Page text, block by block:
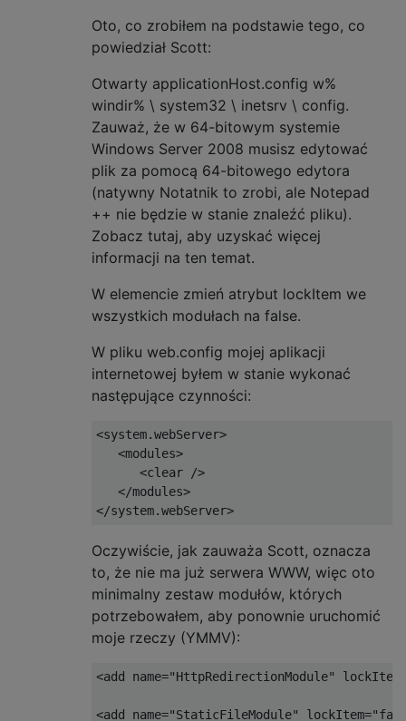
Oto, co zrobiłem na podstawie tego, co
powiedział Scott:
Otwarty applicationHost.config w%
windir% \ system32 \ inetsrv \ config.
Zauważ, że w 64-bitowym systemie
Windows Server 2008 musisz edytować
plik za pomocą 64-bitowego edytora
(natywny Notatnik to zrobi, ale Notepad
++ nie będzie w stanie znaleźć pliku).
Zobacz tutaj, aby uzyskać więcej
informacji na ten temat.
W elemencie zmień atrybut lockItem we
wszystkich modułach na false.
W pliku web.config mojej aplikacji
internetowej byłem w stanie wykonać
następujące czynności:
<system.webServer>
   <modules>
      <clear />
   </modules>
Oczywiście, jak zauważa Scott, oznacza
to, że nie ma już serwera WWW, więc oto
minimalny zestaw modułów, których
potrzebowałem, aby ponownie uruchomić
moje rzeczy (YMMV):
<add name="HttpRedirectionModule"
<add name="StaticFileModule"